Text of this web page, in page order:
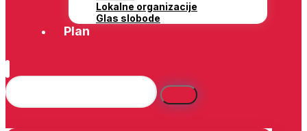
Lokalne organizacije
Glas slobode
Plan